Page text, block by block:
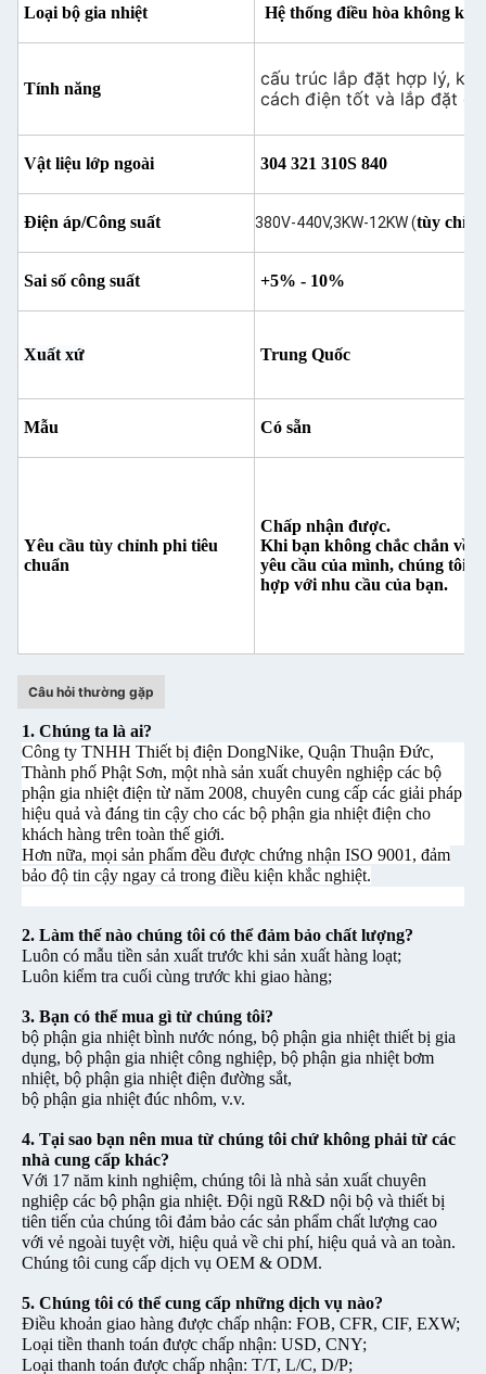
Loại bộ gia nhiệt Hệ thống điều hòa không
Tính năng
cấu trúc lắp đặt hợp lý,
cách điện tốt và lắp đặt
Vật liệu lớp ngoài 304 321 310S 840
Điện áp/Công suất 380V-440V,3KW-12KW (tùy chỉnh
Sai số công suất +5% - 10%
Xuất xứ Trung Quốc
Mẫu Có sẵn
Yêu cầu tùy chỉnh phi tiêu
chuẩn
Chấp nhận được.
Khi bạn không chắc chắn về
yêu cầu của mình, chúng tôi
hợp với nhu cầu của bạn.
Câu hỏi thường gặp
1. Chúng ta là ai?
Công ty TNHH Thiết bị điện DongNike, Quận Thuận Đức,
Thành phố Phật Sơn, một nhà sản xuất chuyên nghiệp các bộ
phận gia nhiệt điện từ năm 2008, chuyên cung cấp các giải pháp
hiệu quả và đáng tin cậy cho các bộ phận gia nhiệt điện cho
khách hàng trên toàn thế giới.
Hơn nữa, mọi sản phẩm đều được chứng nhận ISO 9001, đảm
bảo độ tin cậy ngay cả trong điều kiện khắc nghiệt.
2. Làm thế nào chúng tôi có thể đảm bảo chất lượng?
Luôn có mẫu tiền sản xuất trước khi sản xuất hàng loạt;
Luôn kiểm tra cuối cùng trước khi giao hàng;
3. Bạn có thể mua gì từ chúng tôi?
bộ phận gia nhiệt bình nước nóng, bộ phận gia nhiệt thiết bị gia
dụng, bộ phận gia nhiệt công nghiệp, bộ phận gia nhiệt bơm
nhiệt, bộ phận gia nhiệt điện đường sắt,
bộ phận gia nhiệt đúc nhôm, v.v.
4. Tại sao bạn nên mua từ chúng tôi chứ không phải từ các
nhà cung cấp khác?
Với 17 năm kinh nghiệm, chúng tôi là nhà sản xuất chuyên
nghiệp các bộ phận gia nhiệt. Đội ngũ R&D nội bộ và thiết bị
tiên tiến của chúng tôi đảm bảo các sản phẩm chất lượng cao
với vẻ ngoài tuyệt vời, hiệu quả về chi phí, hiệu quả và an toàn.
Chúng tôi cung cấp dịch vụ OEM & ODM.
5. Chúng tôi có thể cung cấp những dịch vụ nào?
Điều khoản giao hàng được chấp nhận: FOB, CFR, CIF, EXW;
Loại tiền thanh toán được chấp nhận: USD, CNY;
Loại thanh toán được chấp nhận: T/T, L/C, D/P;